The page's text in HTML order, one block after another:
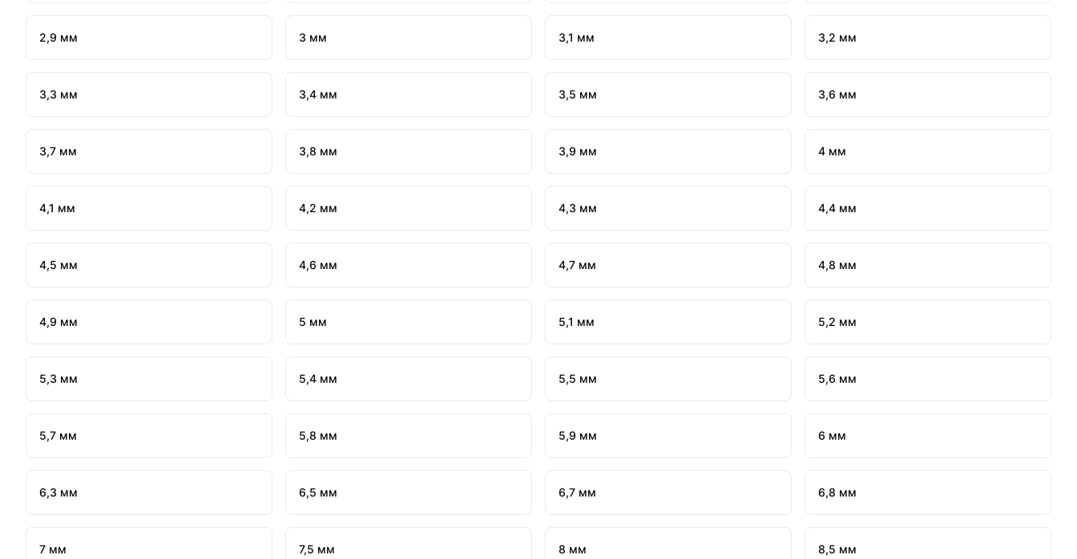
2,9 мм 3 мм 3,1 мм 3,2 мм
3,3 мм 3,4 мм 3,5 мм 3,6 мм
3,7 мм 3,8 мм 3,9 мм 4 мм
4,1 мм 4,2 мм 4,3 мм 4,4 мм
4,5 мм 4,6 мм 4,7 мм 4,8 мм
4,9 мм 5 мм 5,1 мм 5,2 мм
5,3 мм 5,4 мм 5,5 мм 5,6 мм
5,7 мм 5,8 мм 5,9 мм 6 мм
6,3 мм 6,5 мм 6,7 мм 6,8 мм
7 мм 7,5 мм 8 мм 8,5 мм